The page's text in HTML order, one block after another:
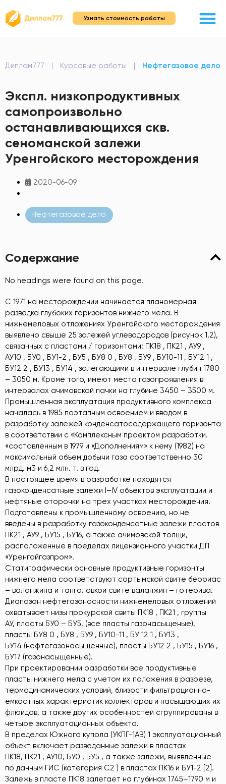
Узнать стоимость работы
Диплом777 | Курсовые работы | Нефтегазовое дело
Экспл. низкопродуктивных
самопроизвольно
останавливающихся скв.
сеноманской залежи
Уренгойского месторождения
2020-06-09
Нефтегазовое дело
Содержание
No headings were found on this page.
С 1971 на месторождении начинается планомерная
разведка глубоких горизонтов нижнего мела. В
нижнемеловых отложениях Уренгойского месторождения
выявлено свыше 25 залежей углеводородов (рисунок 1.2),
связанных с пластами / горизонтами: ПК18 , ПК21 , АУ9 ,
АУ10 , БУ0 , БУ1-2 , БУ5 , БУ8 0 , БУ8 , БУ9 , БУ10-11 , БУ12 1 ,
БУ12 2 , БУ13 , БУ14 , залегающими в интервале глубин 1780
– 3050 м. Кроме того, имеют место газопроявления в
интервалах ачимовской пачки на глубине 3450 – 3500 м.
Промышленная эксплуатация продуктивного комплекса
началась в 1985 поэтапным освоением и вводом в
разработку залежей конденсатосодержащего горизонта
в соответствии с «Комплексным проектом разработки.
«составленным в 1979 и «Дополнениям» к нему (1982) на
максимальный объем добычи газа соответственно 30
млрд. м3 и 6,2 млн. т. в год.
В настоящее время в разработке находятся
газоконденсатные залежи I–IV объектов эксплуатации и
нефтяные оторочки на трех участках месторождения.
Подготовлены к промышленному освоению, но не
введены в разработку газоконденсатные залежи пластов
ПК21 , АУ9 , БУ15 , БУ16, а также ачимовской толщи,
расположенные в пределах лицензионного участки ДП
«Уренгойгазпром».
Статиграфически основные продуктивные горизонты
нижнего мела соответствуют сортымской свите берриас
– валанжина и тангаловкой свите валанжин – готерива.
Диапазон нефтегазоносности нижнемеловых отложений
охватывает низы прокурской свиты ПК18 , ПК21 , группы
АУ, пласты БУ0 – БУ5, (все пласты газонасыщеные),
пласты БУ8 0 , БУ8 , БУ9 , БУ10-11 , БУ 12 1 , БУ13 ,
БУ14 (нефтегазонасыщенные), пласты БУ12 2 , БУ15 , БУ16 ,
БУ17 (газонасыщенные).
При проектировании разработки все продуктивные
пласты нижнего мела с учетом их положения в разрезе,
термодинамических условий, близости фильтрационно-
емкостных характеристик коллекторов и насыщающих их
флюидов, а также других особенностей сгруппированы в
четыре эксплуатационных объекта.
В пределах Южного купола (УКПГ-1АВ) 1 эксплуатационный
объект включает разведанные залежи в пластах
ПК18, ПК21 , АУ10, БУ0 , БУ5 , а также залежи, выявленные
по данным ГИС (категория С2 ) в пластах ПК16 и БУ1-2 [2].
Залежь в пласте ПК18 залегает на глубинах 1745–1790 м и